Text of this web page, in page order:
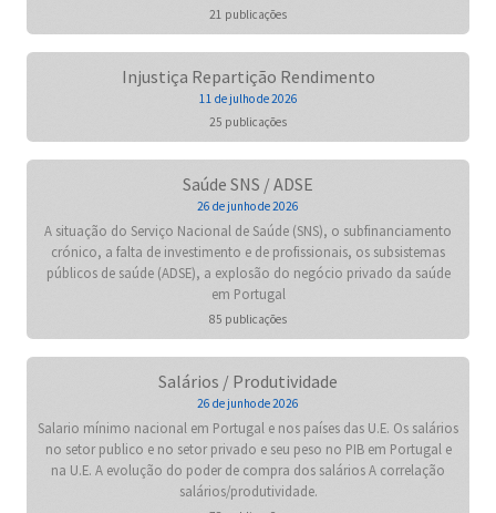
21 publicações
Injustiça Repartição Rendimento
11 de julho de 2026
25 publicações
Saúde SNS / ADSE
26 de junho de 2026
A situação do Serviço Nacional de Saúde (SNS), o subfinanciamento
crónico, a falta de investimento e de profissionais, os subsistemas
públicos de saúde (ADSE), a explosão do negócio privado da saúde
em Portugal
85 publicações
Salários / Produtividade
26 de junho de 2026
Salario mínimo nacional em Portugal e nos países das U.E. Os salários
no setor publico e no setor privado e seu peso no PIB em Portugal e
na U.E. A evolução do poder de compra dos salários A correlação
salários/produtividade.